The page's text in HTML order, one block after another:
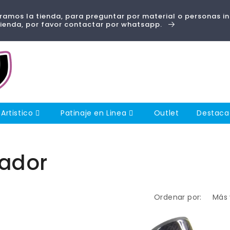
la tienda, para preguntar por material o personas
por favor contactar por whatsapp.
Patinaje en Linea Outlet
Ordenar por: